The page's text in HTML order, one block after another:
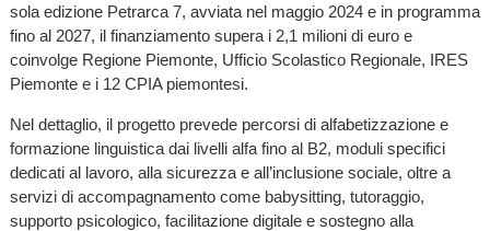
sola edizione Petrarca 7, avviata nel maggio 2024 e in programma
fino al 2027, il finanziamento supera i 2,1 milioni di euro e
coinvolge Regione Piemonte, Ufficio Scolastico Regionale, IRES
Piemonte e i 12 CPIA piemontesi.
Nel dettaglio, il progetto prevede percorsi di alfabetizzazione e
formazione linguistica dai livelli alfa fino al B2, moduli specifici
dedicati al lavoro, alla sicurezza e all’inclusione sociale, oltre a
servizi di accompagnamento come babysitting, tutoraggio,
supporto psicologico, facilitazione digitale e sostegno alla